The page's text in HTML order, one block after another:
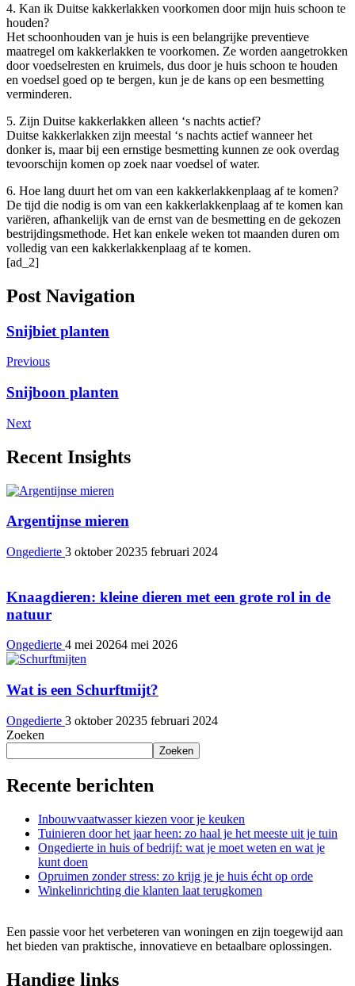
4. Kan ik Duitse kakkerlakken voorkomen door mijn huis schoon te
houden?
Het schoonhouden van je huis is een belangrijke preventieve
maatregel om kakkerlakken te voorkomen. Ze worden aangetrokken
door voedselresten en kruimels, dus door je huis schoon te houden
en voedsel goed op te bergen, kun je de kans op een besmetting
verminderen.
5. Zijn Duitse kakkerlakken alleen ‘s nachts actief?
Duitse kakkerlakken zijn meestal ‘s nachts actief wanneer het
donker is, maar bij een ernstige besmetting kunnen ze ook overdag
tevoorschijn komen op zoek naar voedsel of water.
6. Hoe lang duurt het om van een kakkerlakkenplaag af te komen?
De tijd die nodig is om van een kakkerlakkenplaag af te komen kan
variëren, afhankelijk van de ernst van de besmetting en de gekozen
bestrijdingsmethode. Het kan enkele weken tot maanden duren om
volledig van een kakkerlakkenplaag af te komen.
[ad_2]
Post Navigation
Snijbiet planten
Previous
Snijboon planten
Next
Recent Insights
Argentijnse mieren
Ongedierte 3 oktober 20235 februari 2024
Knaagdieren: kleine dieren met een grote rol in de
natuur
Ongedierte 4 mei 20264 mei 2026
Wat is een Schurftmijt?
Ongedierte 3 oktober 20235 februari 2024
Zoeken
Zoeken
Recente berichten
Inbouwvaatwasser kiezen voor je keuken
Tuinieren door het jaar heen: zo haal je het meeste uit je tuin
Ongedierte in huis of bedrijf: wat je moet weten en wat je
kunt doen
Opruimen zonder stress: zo krijg je je huis écht op orde
Winkelinrichting die klanten laat terugkomen
Een passie voor het verbeteren van woningen en zijn toegewijd aan
het bieden van praktische, innovatieve en betaalbare oplossingen.
Handige links